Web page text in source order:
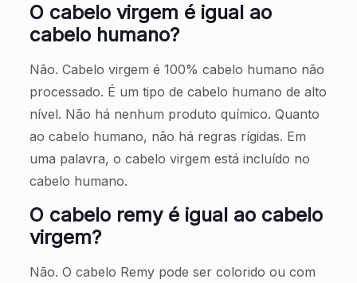
O cabelo virgem é igual ao
cabelo humano?
Não. Cabelo virgem é 100% cabelo humano não
processado. É um tipo de cabelo humano de alto
nível. Não há nenhum produto químico. Quanto
ao cabelo humano, não há regras rígidas. Em
uma palavra, o cabelo virgem está incluído no
cabelo humano.
O cabelo remy é igual ao cabelo
virgem?
Não. O cabelo Remy pode ser colorido ou com